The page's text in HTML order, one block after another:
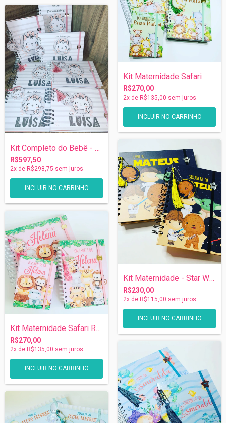
Kit Completo do Bebê - Escolha seu tema
R$597,50
2x de R$298,75 sem juros
INCLUIR NO CARRINHO
Kit Maternidade Safari
R$270,00
2x de R$135,00 sem juros
Kit Maternidade Safari Rosa
R$270,00
2x de R$135,00 sem juros
Kit Maternidade - Star Wars
R$230,00
2x de R$115,00 sem juros